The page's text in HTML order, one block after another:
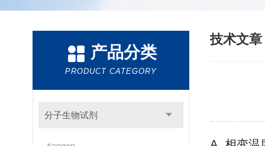
产品分类
PRODUCT CATEGORY
分子生物试剂
技术文章